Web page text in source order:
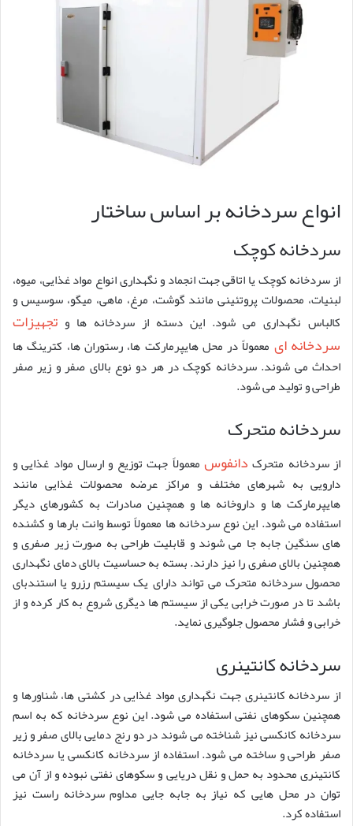
انواع سردخانه بر اساس ساختار
سردخانه کوچک
از سردخانه کوچک یا اتاقی جهت انجماد و نگهداری انواع مواد غذایی، میوه،
لبنیات، محصولات پروتئینی مانند گوشت، مرغ، ماهی، میگو، سوسیس و
کالباس نگهداری می شود. این دسته از سردخانه ها و تجهیزات
سردخانه ای معمولاً در محل هایپرمارکت ها، رستوران ها، کترینگ ها
احداث می شوند. سردخانه کوچک در هر دو نوع بالای صفر و زیر صفر
طراحی و تولید می شود.
سردخانه متحرک
از سردخانه متحرک دانفوس معمولاً جهت توزیع و ارسال مواد غذایی و
دارویی به شهرهای مختلف و مراکز عرضه محصولات غذایی مانند
هایپرمارکت ها و داروخانه ها و همچنین صادرات به کشورهای دیگر
استفاده می شود. این نوع سردخانه ها معمولاً توسط وانت بارها و کشنده
های سنگین جابه جا می شوند و قابلیت طراحی به صورت زیر صفری و
همچنین بالای صفری را نیز دارند. بسته به حساسیت بالای دمای نگهداری
محصول سردخانه متحرک می تواند دارای یک سیستم رزرو یا استندبای
باشد تا در صورت خرابی یکی از سیستم ها دیگری شروع به کار کرده و از
خرابی و فشار محصول جلوگیری نماید.
سردخانه کانتینری
از سردخانه کانتینری جهت نگهداری مواد غذایی در کشتی ها، شناورها و
همچنین سکوهای نفتی استفاده می شود. این نوع سردخانه که به اسم
سردخانه کانکسی نیز شناخته می شوند در دو رنج دمایی بالای صفر و زیر
صفر طراحی و ساخته می شود. استفاده از سردخانه کانکسی یا سردخانه
کانتینری محدود به حمل و نقل دریایی و سکوهای نفتی نبوده و از آن می
توان در محل هایی که نیاز به جابه جایی مداوم سردخانه راست نیز
استفاده کرد.